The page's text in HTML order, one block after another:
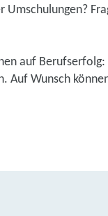
Umschulungen?
auf
Auf Wunsch